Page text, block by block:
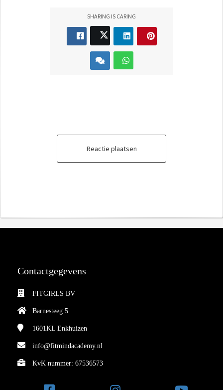
SHARING IS CARING
Reactie plaatsen
Contactgegevens
FITGIRLS BV
Barnesteeg 5
1601KL Enkhuizen
info@fitmindacademy.nl
KvK nummer: 67536573